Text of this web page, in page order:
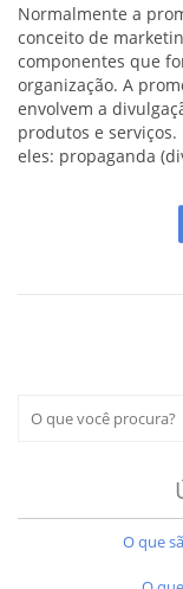
Normalmente a
conceito de
componentes que
organização. A
envolvem a
produtos e
eles: propaganda
O que